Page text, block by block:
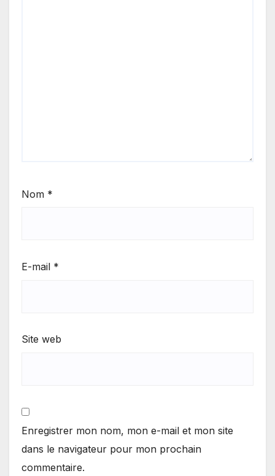
Nom *
E-mail *
Site web
Enregistrer mon nom, mon e-mail et mon site
dans le navigateur pour mon prochain
commentaire.